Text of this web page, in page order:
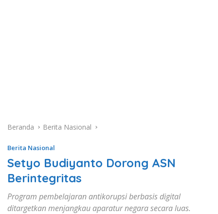
Beranda Berita Nasional
Berita Nasional
Setyo Budiyanto Dorong ASN
Berintegritas
Program pembelajaran antikorupsi berbasis digital
ditargetkan menjangkau aparatur negara secara luas.